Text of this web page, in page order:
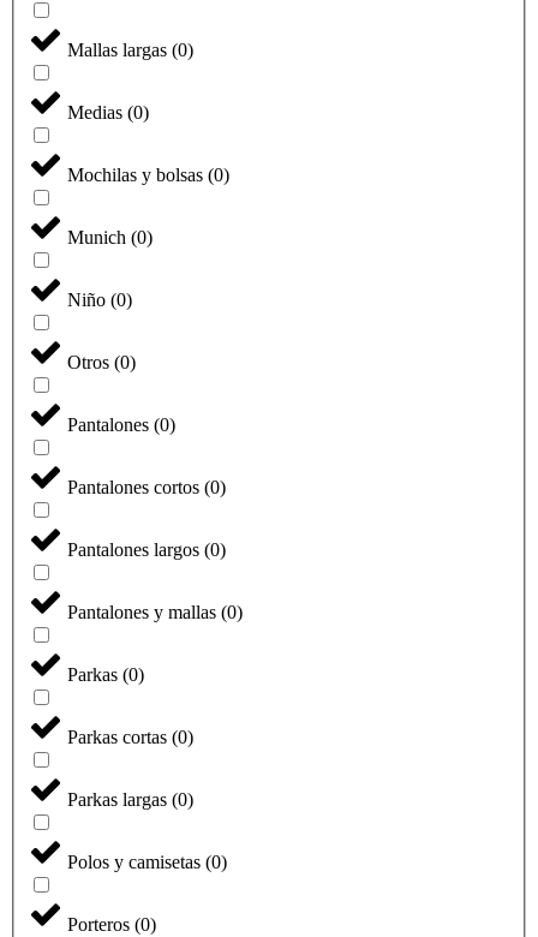
Mallas largas (0)
Medias (0)
Mochilas y bolsas (0)
Munich (0)
Niño (0)
Otros (0)
Pantalones (0)
Pantalones cortos (0)
Pantalones largos (0)
Pantalones y mallas (0)
Parkas (0)
Parkas cortas (0)
Parkas largas (0)
Polos y camisetas (0)
Porteros (0)